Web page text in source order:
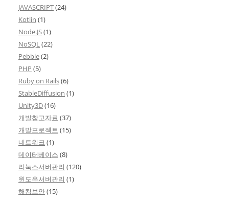
JAVASCRIPT(24)
Kotlin (1)
Node.JS(1)
NoSQL(22)
Pebble(2)
PHP (5)
Ruby on Rails(6)
StableDiffusion (1)
Unity3D(16)
개발참고자료 (37)
개발프로젝트 (15)
네트워크 (1)
데이터베이스 (8)
리눅스서버관리 (120)
윈도우서버관리 (1)
해킹보안(15)